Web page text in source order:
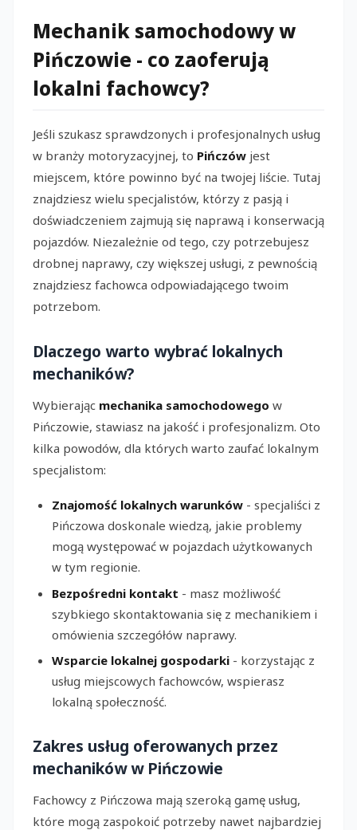
Mechanik samochodowy w
Pińczowie - co zaoferują
lokalni fachowcy?
Jeśli szukasz sprawdzonych i profesjonalnych usług
w branży motoryzacyjnej, to Pińczów jest
miejscem, które powinno być na twojej liście. Tutaj
znajdziesz wielu specjalistów, którzy z pasją i
doświadczeniem zajmują się naprawą i konserwacją
pojazdów. Niezależnie od tego, czy potrzebujesz
drobnej naprawy, czy większej usługi, z pewnością
znajdziesz fachowca odpowiadającego twoim
potrzebom.
Dlaczego warto wybrać lokalnych
mechaników?
Wybierając mechanika samochodowego w
Pińczowie, stawiasz na jakość i profesjonalizm. Oto
kilka powodów, dla których warto zaufać lokalnym
specjalistom:
Znajomość lokalnych warunków - specjaliści z
Pińczowa doskonale wiedzą, jakie problemy
mogą występować w pojazdach użytkowanych
w tym regionie.
Bezpośredni kontakt - masz możliwość
szybkiego skontaktowania się z mechanikiem i
omówienia szczegółów naprawy.
Wsparcie lokalnej gospodarki - korzystając z
usług miejscowych fachowców, wspierasz
lokalną społeczność.
Zakres usług oferowanych przez
mechaników w Pińczowie
Fachowcy z Pińczowa mają szeroką gamę usług,
które mogą zaspokoić potrzeby nawet najbardziej